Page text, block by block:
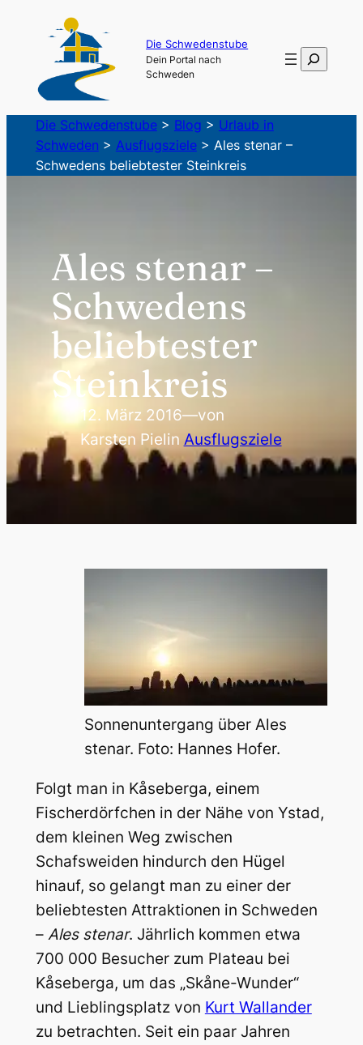
springen
Die Schwedenstube
Dein Portal nach
Schweden
Suchen
Die Schwedenstube> Blog > Urlaub in
Schweden > Ausflugsziele> Ales stenar –
Schwedens beliebtester Steinkreis
Ales stenar –
Schwedens
beliebtester
Steinkreis
12. März 2016—von
Karsten Pielin Ausflugsziele
Sonnenuntergang über Ales
stenar. Foto: Hannes Hofer.
Folgt man in Kåseberga, einem
Fischerdörfchen in der Nähe von Ystad,
dem kleinen Weg zwischen
Schafsweiden hindurch den Hügel
hinauf, so gelangt man zu einer der
beliebtesten Attraktionen in Schweden
– Ales stenar. Jährlich kommen etwa
700 000 Besucher zum Plateau bei
Kåseberga, um das „Skåne-Wunder“
und Lieblingsplatz von Kurt Wallander
zu betrachten. Seit ein paar Jahren